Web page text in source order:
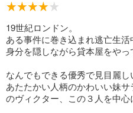
19世紀ロンドン。
ある事件に巻き込まれ逃亡生活
身分を隠しながら貸本屋をやっ
なんでもできる優秀で見目麗
あたたかい人柄のかわいい妹
のヴィクター、この３人を中心